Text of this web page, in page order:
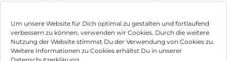
Um unsere Website für Dich optimal zu gestalten und fortlaufend
verbessern zu können, verwenden wir Cookies. Durch die weitere
Nutzung der Website stimmst Du der Verwendung von Cookies zu.
Weitere Informationen zu Cookies erhältst Du in unserer
Impressum